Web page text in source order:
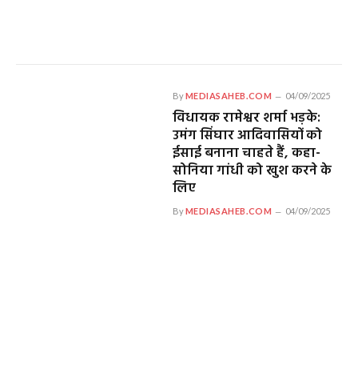
ByMEDIASAHEB.COM 04/09/2025
विधायक रामेश्वर शर्मा भड़के:
उमंग सिंघार आदिवासियों को
ईसाई बनाना चाहते हैं, कहा-
सोनिया गांधी को खुश करने के
लिए
ByMEDIASAHEB.COM 04/09/2025